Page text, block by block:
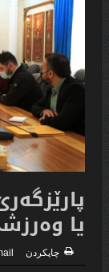
یا
چاپكردن